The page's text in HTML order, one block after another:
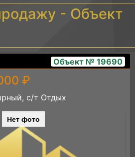
- Объект
Объект № 19690
₽
с/т Отдых
Нет фото